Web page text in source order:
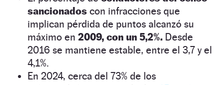
sancionados con infracciones que
implican pérdida de puntos alcanzó su
máximo en 2009, con un 5,2%. Desde
2016 se mantiene estable, entre el 3,7 y el
4,1%.
En 2024, cerca del 73% de los